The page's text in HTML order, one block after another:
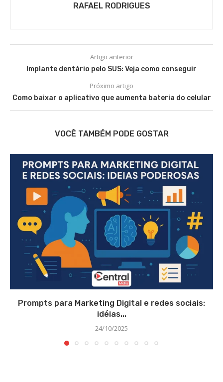
RAFAEL RODRIGUES
Artigo anterior
Implante dentário pelo SUS: Veja como conseguir
Próximo artigo
Como baixar o aplicativo que aumenta bateria do celular
VOCÊ TAMBÉM PODE GOSTAR
Prompts para Marketing Digital e redes sociais:
idéias...
24/10/2025